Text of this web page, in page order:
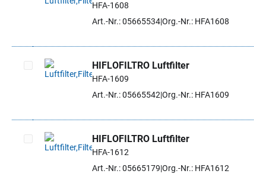
Artikel auswählen
HFA-1608
Art.-Nr.: 05665534Org.-Nr.: HFA1608
Artikel auswählen
HIFLOFILTRO Luftfilter
HFA-1609
Art.-Nr.: 05665542 Org.-Nr.: HFA1609
Artikel auswählen
HIFLOFILTRO Luftfilter
HFA-1612
Art.-Nr.: 05665179 Org.-Nr.: HFA1612